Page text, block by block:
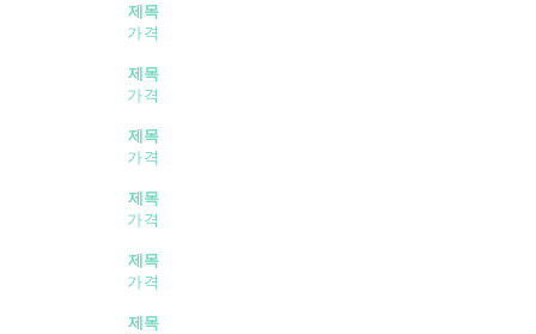
제목
가격
제목
가격
제목
가격
제목
가격
제목
가격
제목